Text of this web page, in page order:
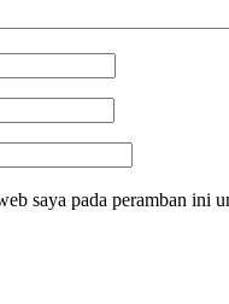
saya pada peramban ini